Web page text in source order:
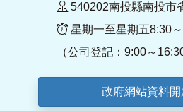
540202南投縣南投市
星期一至星期五8:30
（公司登記：9:00～
政府網站資料